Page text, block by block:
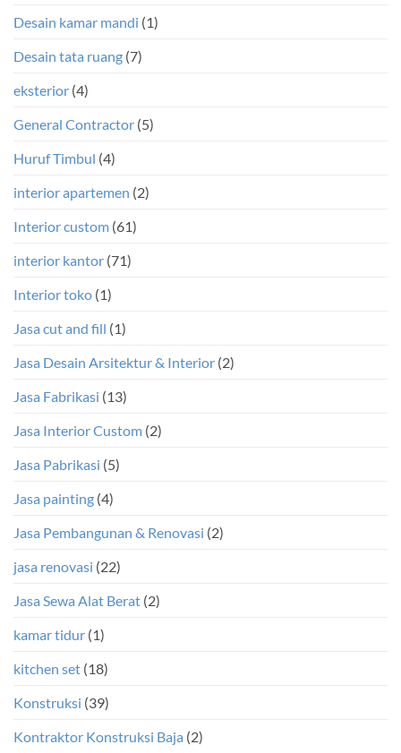
Desain kamar mandi (1)
Desain tata ruang (7)
eksterior (4)
General Contractor (5)
Huruf Timbul (4)
interior apartemen (2)
Interior custom (61)
interior kantor (71)
Interior toko (1)
Jasa cut and fill (1)
Jasa Desain Arsitektur & Interior (2)
Jasa Fabrikasi (13)
Jasa Interior Custom (2)
Jasa Pabrikasi (5)
Jasa painting (4)
Jasa Pembangunan & Renovasi (2)
jasa renovasi (22)
Jasa Sewa Alat Berat (2)
kamar tidur (1)
kitchen set (18)
Konstruksi (39)
Kontraktor Konstruksi Baja (2)